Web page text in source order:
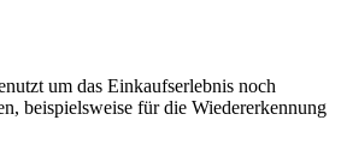
um das Einkaufserlebnis noch
beispielsweise für die Wiedererkennung